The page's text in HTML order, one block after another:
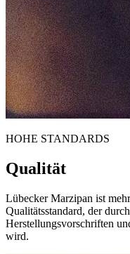
HOHE STANDARDS
Qualität
Lübecker Marzipan ist
Qualitätsstandard, der
Herstellungsvorschriften
wird.